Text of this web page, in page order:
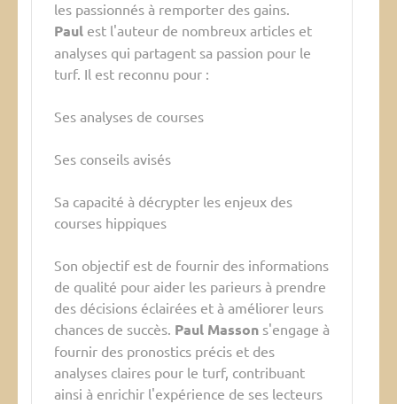
les passionnés à remporter des gains.
Paul est l'auteur de nombreux articles et
analyses qui partagent sa passion pour le
turf. Il est reconnu pour :
Ses analyses de courses
Ses conseils avisés
Sa capacité à décrypter les enjeux des
courses hippiques
Son objectif est de fournir des informations
de qualité pour aider les parieurs à prendre
des décisions éclairées et à améliorer leurs
chances de succès. Paul Masson s'engage à
fournir des pronostics précis et des
analyses claires pour le turf, contribuant
ainsi à enrichir l'expérience de ses lecteurs